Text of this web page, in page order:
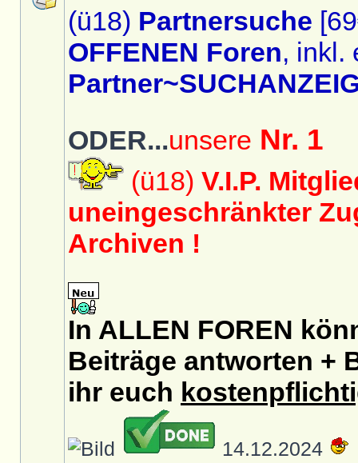
(ü18) Partnersuche
OFFENEN Foren, inkl.
ODER...unsere Nr. 1
(ü18) V.I.P.
uneingeschränkter
Archiven !
In ALLEN FOREN
Beiträge antworten +
ihr euch
14.12.2024